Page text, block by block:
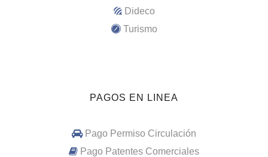
Dideco
Turismo
PAGOS EN LINEA
Pago Permiso Circulación
Pago Patentes Comerciales